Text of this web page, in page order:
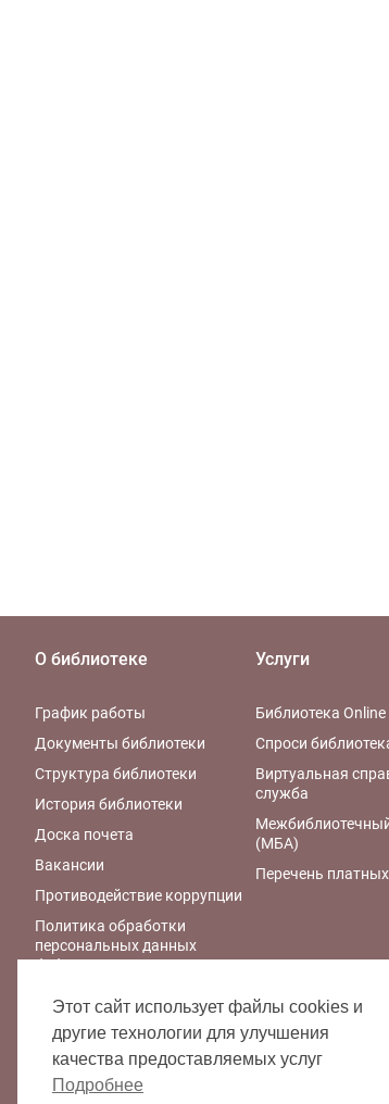
О библиотеке
График работы
Документы библиотеки
Структура библиотеки
История библиотеки
Доска почета
Вакансии
Противодействие коррупции
Политика обработки
персональных данных
библиотеки
Правила обработки
персональных данных
Политика
конфиденциальности
персональных данных при
Услуги
Библиотека Online
Спроси
Виртуальная
служба
(МБА)
Перечень платных
Этот сайт использует файлы cookies и
другие технологии для улучшения
качества предоставляемых услуг
Подробнее